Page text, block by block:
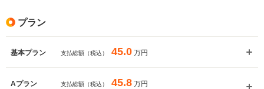
プラン
基本プラン 支払総額（税込） 45.0 万円
Aプラン 支払総額（税込） 45.8 万円